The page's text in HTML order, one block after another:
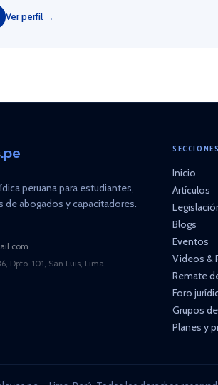
Ver perfil →
.pe
peruana para estudiantes,
de abogados y capacitadores.
Dpto. 101, San Luis, Lima
SECCIONES
Inicio
Artículos
Blogs
Eventos
Videos &
Remate
Foro
Grupos
Planes y